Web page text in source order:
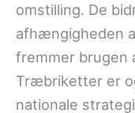
omstilling. De
afhængigheden
fremmer brugen
Træbriketter er
nationale